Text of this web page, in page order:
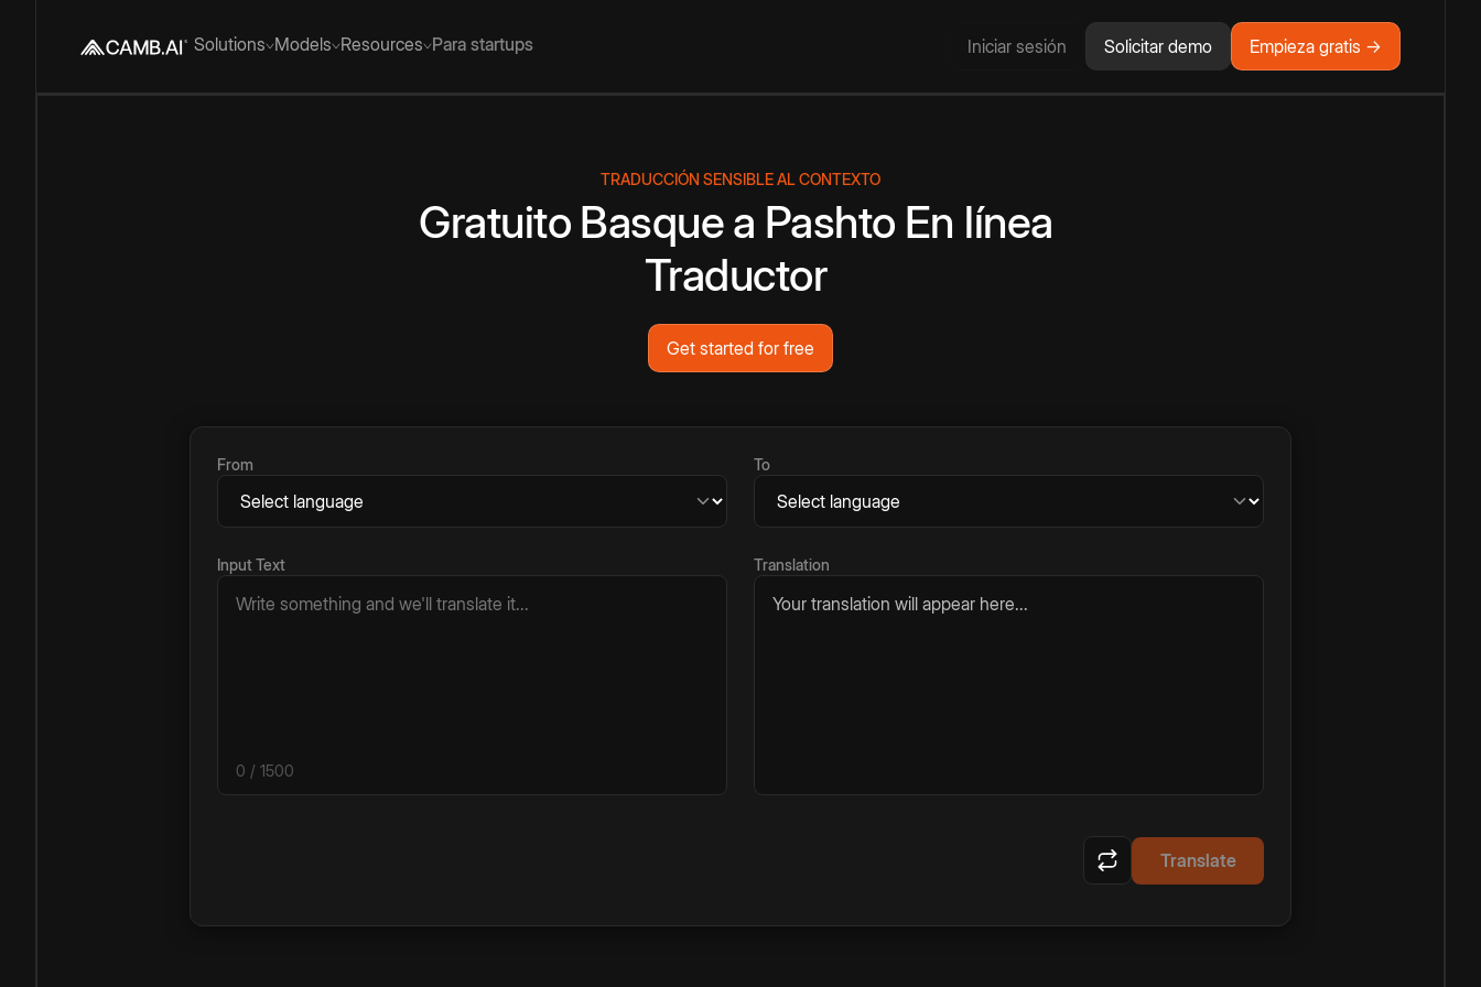
Solutions Models Resources Para startups Iniciar sesión Solicitar demo Empieza gratis →
TRADUCCIÓN SENSIBLE AL CONTEXTO
Gratuito Basquea Pashto En línea
Traductor
Get started for free
From To
Input Text
0 / 1500
Translation
Your translation will appear here...
Translate